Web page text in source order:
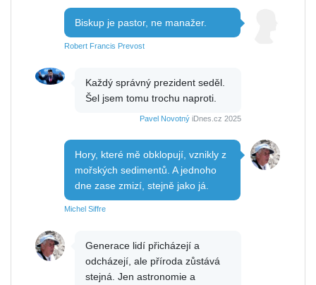
Biskup je pastor, ne manažer.
Robert Francis Prevost
Každý správný prezident seděl.
Šel jsem tomu trochu naproti.
Pavel Novotný iDnes.cz 2025
Hory, které mě obklopují, vznikly z
mořských sedimentů. A jednoho
dne zase zmizí, stejně jako já.
Michel Siffre
Generace lidí přicházejí a
odcházejí, ale příroda zůstává
stejná. Jen astronomie a